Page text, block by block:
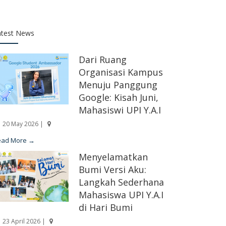
News
Dari Ruang
Organisasi Kampus
Menuju Panggung
Google: Kisah Juni,
Mahasiswi UPI Y.A.I
20 May 2026 |
More →
Menyelamatkan
Bumi Versi Aku:
Langkah Sederhana
Mahasiswa UPI Y.A.I
di Hari Bumi
23 April 2026 |